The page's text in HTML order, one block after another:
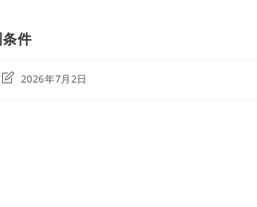
件
Post2026年7月2日